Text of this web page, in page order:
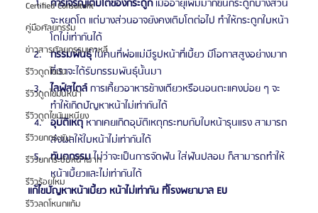
Certified Consultant
คู่มือศัลยกรรม
ข่าวสารศัลยกรรมเกาหลี
รีวิวดูดไขมัน
รีวิวดูดไขมันหน้า
รีวิวดูดไขมันเหนียง
รีวิวยกกระชับ
รีวิวยกกระชับหน้าผาก
รีวิวร้อยไหม
รีวิวลดโหนกแก้ม
การเจริญเติบโตของกระดูก เมื่ออายุเพิ่มมากขึ้นกระดูกบางส่วน
จะหยุดโต แต่บางส่วนอาจยังคงเติบโตต่อไป ทำให้กระดูกใบหน้า
โตไม่เท่ากันได้
กรรมพันธุ์ ในคนที่พ่อแม่มีรูปหน้าที่เบี้ยว มีโอกาสสูงอย่างมาก
ที่เราจะได้รับกรรมพันธุ์นั้นมา
ไลฟ์สไตล์ การเคี้ยวอาหารข้างเดียวหรือนอนตะแคงบ่อย ๆ จะ
ทำให้เกิดปัญหาหน้าไม่เท่ากันได้
อุบัติเหตุ หากเคยเกิดอุบัติเหตุกระทบกับใบหน้ารุนแรง สามารถ
ส่งผลให้ใบหน้าไม่เท่ากันได้
ทันตกรรม ไม่ว่าจะเป็นการจัดฟัน ใส่ฟันปลอม ก็สามารถทำให้
หน้าเบี้ยวและไม่เท่ากันได้
แก้ไขปัญหาหน้าเบี้ยว หน้าไม่เท่ากัน ที่โรงพยาบาล EU